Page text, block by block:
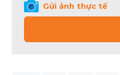
Gửi ảnh thực tế